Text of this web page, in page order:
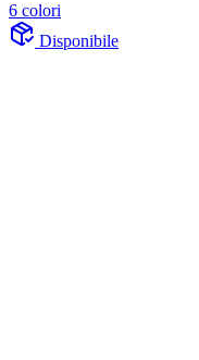
6 colori
Disponibile